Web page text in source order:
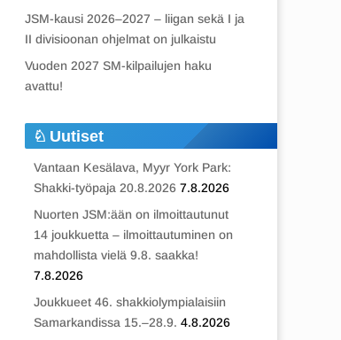
JSM-kausi 2026–2027 – liigan sekä I ja
II divisioonan ohjelmat on julkaistu
Vuoden 2027 SM-kilpailujen haku
avattu!
Uutiset
Vantaan Kesälava, Myyr York Park:
Shakki-työpaja 20.8.2026 7.8.2026
Nuorten JSM:ään on ilmoittautunut
14 joukkuetta – ilmoittautuminen on
mahdollista vielä 9.8. saakka!
7.8.2026
Joukkueet 46. shakkiolympialaisiin
Samarkandissa 15.–28.9. 4.8.2026